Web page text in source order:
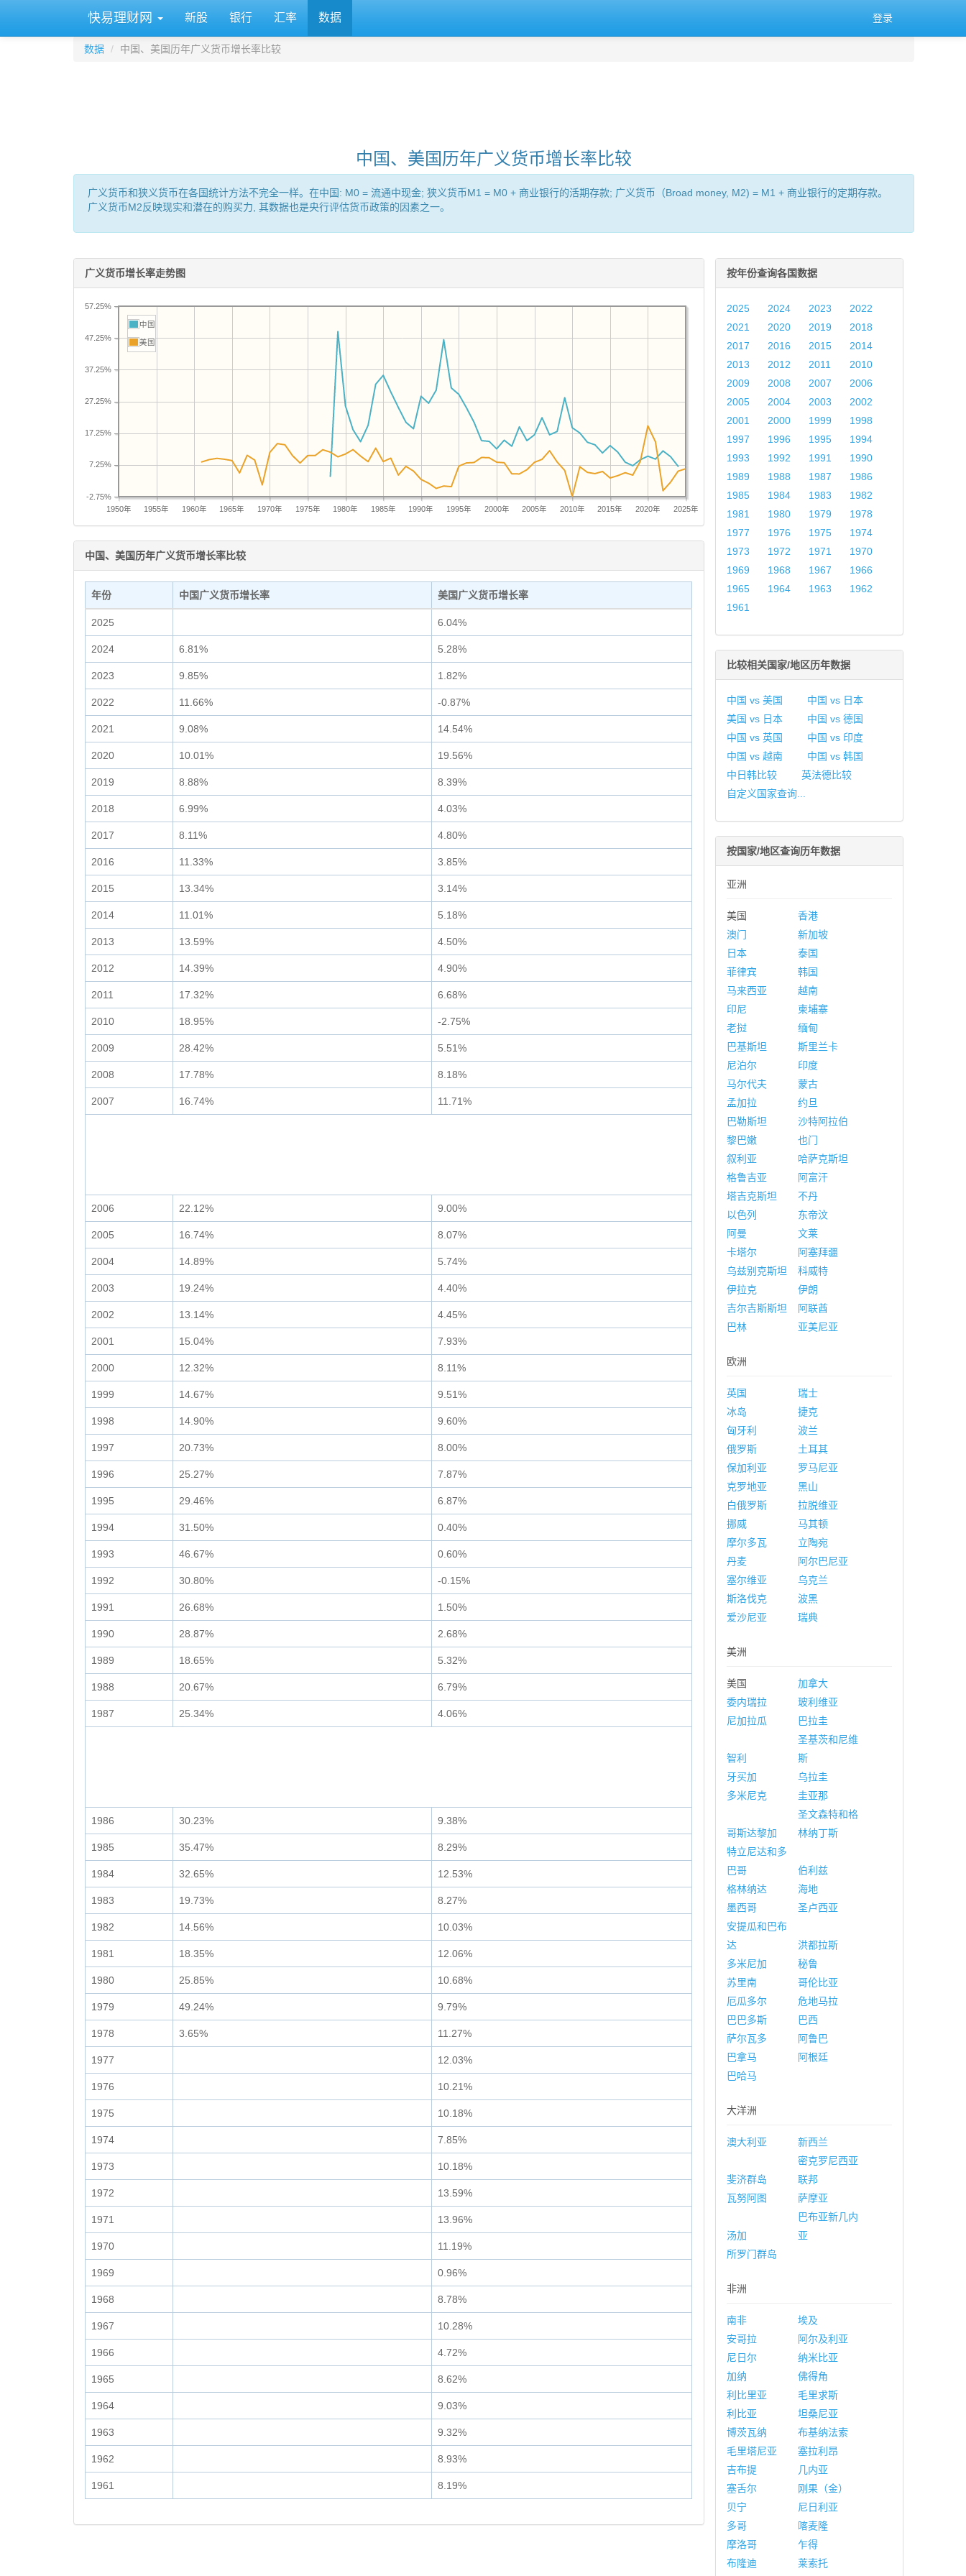
快易理财网 新股 银行 汇率 数据 登录
数据 中国、美国历年广义货币增长率比较
中国、美国历年广义货币增长率比较
广义货币和狭义货币在各国统计方法不完全一样。在中国: M0 = 流通中现金; 狭义货币M1 = M0 + 商业银行的活期存款; 广义货币（Broad money, M2) = M1 + 商业银行的定期存款。
广义货币M2反映现实和潜在的购买力, 其数据也是央行评估货币政策的因素之一。
广义货币增长率走势图
1950年 1955年 1960年 1965年 1970年 1975年 1980年 1985年 1990年 1995年 2000年 2005年 2010年 2015年 2020年 2025年
-2.75%
7.25%
17.25%
27.25%
37.25%
47.25%
57.25%
中国
美国
中国、美国历年广义货币增长率比较
年份 中国广义货币增长率 美国广义货币增长率
2025 6.04%
2024 6.81% 5.28%
2023 9.85% 1.82%
2022 11.66% -0.87%
2021 9.08% 14.54%
2020 10.01% 19.56%
2019 8.88% 8.39%
2018 6.99% 4.03%
2017 8.11% 4.80%
2016 11.33% 3.85%
2015 13.34% 3.14%
2014 11.01% 5.18%
2013 13.59% 4.50%
2012 14.39% 4.90%
2011 17.32% 6.68%
2010 18.95% -2.75%
2009 28.42% 5.51%
2008 17.78% 8.18%
2007 16.74% 11.71%
2006 22.12% 9.00%
2005 16.74% 8.07%
2004 14.89% 5.74%
2003 19.24% 4.40%
2002 13.14% 4.45%
2001 15.04% 7.93%
2000 12.32% 8.11%
1999 14.67% 9.51%
1998 14.90% 9.60%
1997 20.73% 8.00%
1996 25.27% 7.87%
1995 29.46% 6.87%
1994 31.50% 0.40%
1993 46.67% 0.60%
1992 30.80% -0.15%
1991 26.68% 1.50%
1990 28.87% 2.68%
1989 18.65% 5.32%
1988 20.67% 6.79%
1987 25.34% 4.06%
1986 30.23% 9.38%
1985 35.47% 8.29%
1984 32.65% 12.53%
1983 19.73% 8.27%
1982 14.56% 10.03%
1981 18.35% 12.06%
1980 25.85% 10.68%
1979 49.24% 9.79%
1978 3.65% 11.27%
1977 12.03%
1976 10.21%
1975 10.18%
1974 7.85%
1973 10.18%
1972 13.59%
1971 13.96%
1970 11.19%
1969 0.96%
1968 8.78%
1967 10.28%
1966 4.72%
1965 8.62%
1964 9.03%
1963 9.32%
1962 8.93%
1961 8.19%
按年份查询各国数据
2025 2024 2023
2022
2021
2020 2019
2018
2017
2016 2015
2014
2013
2012 2011
2010
2009
2008 2007
2006
2005
2004 2003
2002
2001
2000 1999
1998
1997
1996 1995
1994
1993
1992 1991
1990
1989
1988 1987
1986
1985
1984 1983
1982
1981
1980 1979
1978
1977
1976 1975
1974
1973
1972 1971
1970
1969
1968 1967
1966
1965
1964 1963
1962
1961
比较相关国家/地区历年数据
中国 vs 美国
中国 vs 日本
美国 vs 日本
中国 vs 德国
中国 vs 英国
中国 vs 印度
中国 vs 越南
中国 vs 韩国
中日韩比较
英法德比较
自定义国家查询...
按国家/地区查询历年数据
亚洲
美国
香港
澳门
新加坡
日本
泰国
菲律宾
韩国
马来西亚
越南
印尼
柬埔寨
老挝
缅甸
巴基斯坦
斯里兰卡
尼泊尔
印度
马尔代夫
蒙古
孟加拉
约旦
巴勒斯坦
沙特阿拉伯
黎巴嫩
也门
叙利亚
哈萨克斯坦
格鲁吉亚
阿富汗
塔吉克斯坦
不丹
以色列
东帝汶
阿曼
文莱
卡塔尔
阿塞拜疆
乌兹别克斯坦
科威特
伊拉克
伊朗
吉尔吉斯斯坦
阿联酋
巴林
亚美尼亚
欧洲
英国
瑞士
冰岛
捷克
匈牙利
波兰
俄罗斯
土耳其
保加利亚
罗马尼亚
克罗地亚
黑山
白俄罗斯
拉脱维亚
挪威
马其顿
摩尔多瓦
立陶宛
丹麦
阿尔巴尼亚
塞尔维亚
乌克兰
斯洛伐克
波黑
爱沙尼亚
瑞典
美洲
美国
加拿大
委内瑞拉
玻利维亚
尼加拉瓜
巴拉圭
智利
圣基茨和尼维
斯
牙买加
乌拉圭
多米尼克
圭亚那
哥斯达黎加
圣文森特和格
林纳丁斯
特立尼达和多
巴哥
伯利兹
格林纳达
海地
墨西哥
圣卢西亚
安提瓜和巴布
达
洪都拉斯
多米尼加
秘鲁
苏里南
哥伦比亚
厄瓜多尔
危地马拉
巴巴多斯
巴西
萨尔瓦多
阿鲁巴
巴拿马
阿根廷
巴哈马
大洋洲
澳大利亚 新西兰
斐济群岛
密克罗尼西亚
联邦
瓦努阿图
萨摩亚
汤加
巴布亚新几内
亚
所罗门群岛
非洲
南非
埃及
安哥拉
阿尔及利亚
尼日尔
纳米比亚
加纳
佛得角
利比里亚
毛里求斯
利比亚
坦桑尼亚
博茨瓦纳
布基纳法索
毛里塔尼亚
塞拉利昂
吉布提
几内亚
塞舌尔
刚果（金）
贝宁
尼日利亚
多哥
喀麦隆
摩洛哥
乍得
布隆迪
莱索托